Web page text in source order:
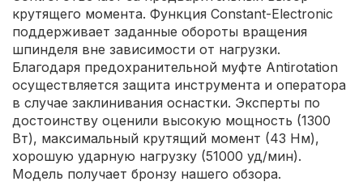
крутящего момента. Функция Constant-Electronic
поддерживает заданные обороты вращения
шпинделя вне зависимости от нагрузки.
Благодаря предохранительной муфте Antirotation
осуществляется защита инструмента и оператора
в случае заклинивания оснастки. Эксперты по
достоинству оценили высокую мощность (1300
Вт), максимальный крутящий момент (43 Нм),
хорошую ударную нагрузку (51000 уд/мин).
Модель получает бронзу нашего обзора.